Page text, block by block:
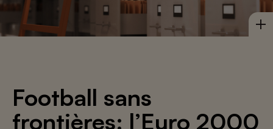
Football sans
frontières: l’Euro 2000